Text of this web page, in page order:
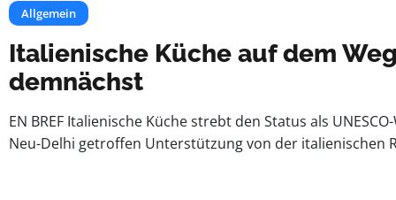
Allgemein
Italienische Küche auf dem
demnächst
EN BREF Italienische Küche strebt den Status als
Neu-Delhi getroffen Unterstützung von der italienischen